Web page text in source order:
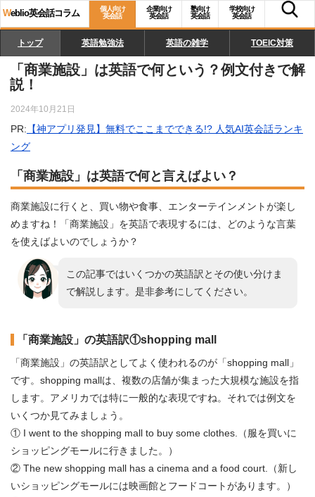
Weblio英会話コラム
個人向け
英会話
企業向け
英会話
塾向け
英会話
学校向け
英会話
トップ 英語勉強法 英語の雑学 TOEIC対策
「商業施設」は英語で何という？例文付きで解
説！
2024年10月21日
PR: 【神アプリ発見】無料でここまでできる!? 人気AI英会話ランキ
ング
「商業施設」は英語で何と言えばよい？
商業施設に行くと、買い物や食事、エンターテインメントが楽し
めますね！「商業施設」を英語で表現するには、どのような言葉
を使えばよいのでしょうか？
この記事ではいくつかの英語訳とその使い分けま
で解説します。是非参考にしてください。
「商業施設」の英語訳①shopping mall
「商業施設」の英語訳としてよく使われるのが「shopping mall」
です。shopping mallは、複数の店舗が集まった大規模な施設を指
します。アメリカでは特に一般的な表現ですね。それでは例文を
いくつか見てみましょう。
① I went to the shopping mall to buy some clothes.（服を買いに
ショッピングモールに行きました。）
② The new shopping mall has a cinema and a food court.（新し
いショッピングモールには映画館とフードコートがあります。）